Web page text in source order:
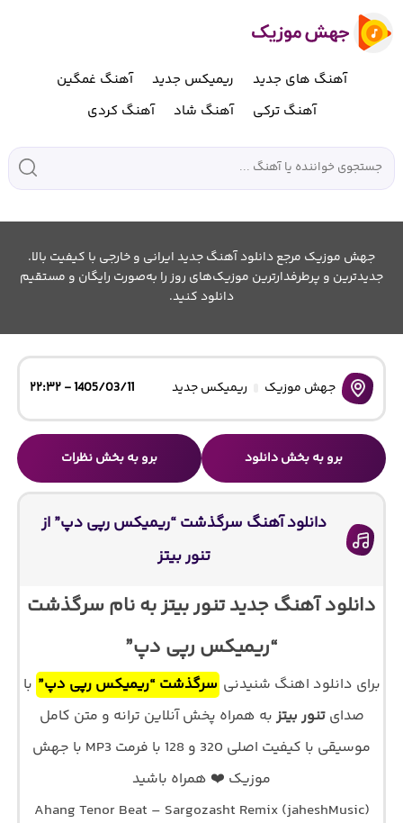
آهنگ های جدید ریمیکس جدید
آهنگ غمگین
آهنگ ترکی
آهنگ شاد آهنگ کردی
جهش موزیک مرجع دانلود آهنگ جدید ایرانی و خارجی با کیفیت بالا.
جدیدترین و پرطرفدارترین موزیک‌های روز را به‌صورت رایگان و مستقیم
دانلود کنید.
جهش موزیک ریمیکس جدید 1405/03/11 - ۲۲:۳۲
برو به بخش دانلود برو به بخش نظرات
دانلود آهنگ سرگذشت “ریمیکس رپی دپ” از
تنور بیتز
دانلود آهنگ جدید تنور بیتز به نام سرگذشت
“ریمیکس رپی دپ”
برای دانلود اهنگ شنیدنی سرگذشت “ریمیکس رپی دپ” با
صدایتنور بیتز به همراه پخش آنلاین ترانه و متن کامل
موسیقی با کیفیت اصلی 320 و 128 با فرمت MP3 با جهش
موزیک ❤️ همراه باشید
Ahang Tenor Beat – Sargozasht Remix (jaheshMusic)